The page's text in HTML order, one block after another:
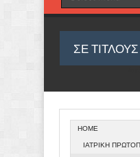
ΣΕ ΤΙΤΛΟΥΣ
ΤΑ ΣΥΜΠΤΩΜΑΤΑ
ΠΟΥ ΖΟΥΜΕ ΑΠΟ ΑΠΟΨΗ ΟΥΣΙΑΣ
HOME
ΙΑΤΡΙΚΗ